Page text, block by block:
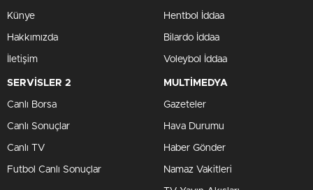
Künye
Hakkımızda
İletişim
Hentbol İddaa
Bilardo İddaa
Voleybol İddaa
SERVİSLER 2
Canlı Borsa
Canlı Sonuçlar
Canlı TV
Futbol Canlı Sonuçlar
MULTİMEDYA
Gazeteler
Hava Durumu
Haber Gönder
Namaz Vakitleri